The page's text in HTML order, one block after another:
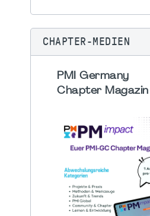
CHAPTER-MEDIEN
PMI Germany
Chapter Magazin